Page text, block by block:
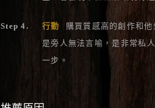
Step 4. 行動
購買質感高的創作和
是旁人無法言喻，是非常私
一步。